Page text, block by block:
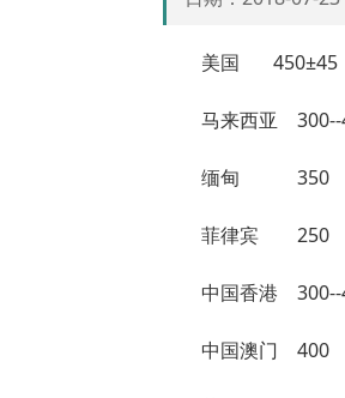
美国
马来西亚
缅甸
菲律宾
中国香港
中国澳门